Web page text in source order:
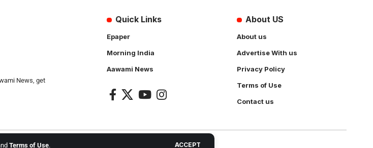
Terms of Use. ACCEPT
News, get
Quick Links
Epaper
Morning India
Aawami News
About US
About us
Advertise With us
Privacy Policy
Terms of Use
Contact us
Created by and Maintanance by